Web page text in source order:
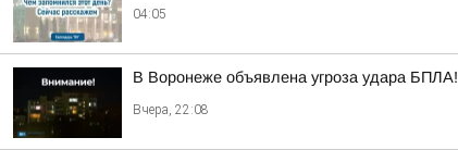
04:05
В Воронеже объявлена угроза удара БПЛА!
Вчера, 22:08